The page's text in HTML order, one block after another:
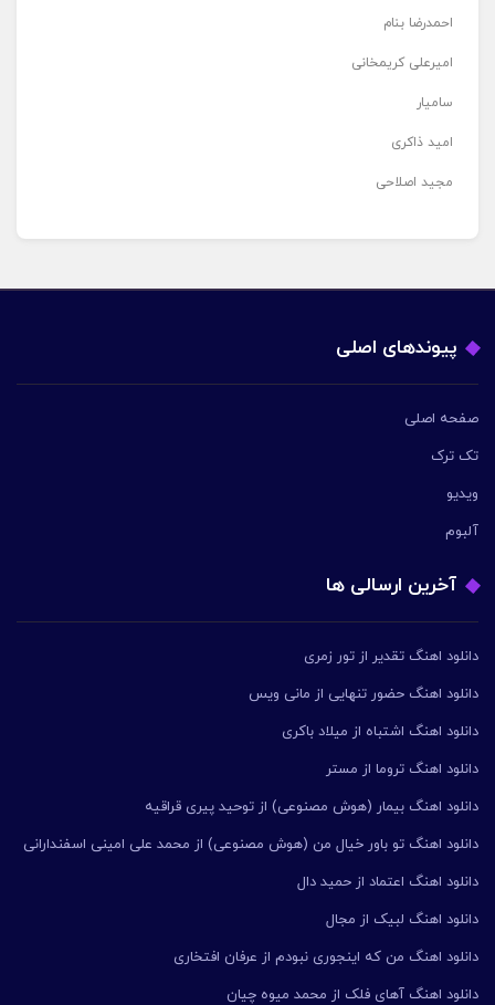
احمدرضا بنام
امیرعلی کریمخانی
سامیار
امید ذاکری
مجید اصلاحی
پیوندهای اصلی
صفحه اصلی
تک ترک
ویدیو
آلبوم
آخرین ارسالی ها
دانلود اهنگ تقدیر از تور زمری
دانلود اهنگ حضور تنهایی از مانی ویس
دانلود اهنگ اشتباه از میلاد باکری
دانلود اهنگ تروما از مستر
دانلود اهنگ بیمار (هوش مصنوعی) از توحید پیری قراقیه
دانلود اهنگ تو باور خیال من (هوش مصنوعی) از محمد علی امینی اسفندارانی
دانلود اهنگ اعتماد از حمید دال
دانلود اهنگ لبیک از مجال
دانلود اهنگ من که اینجوری نبودم از عرفان افتخاری
دانلود اهنگ آهای فلک از محمد میوه چیان